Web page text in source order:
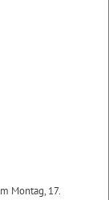
Montag, 17.